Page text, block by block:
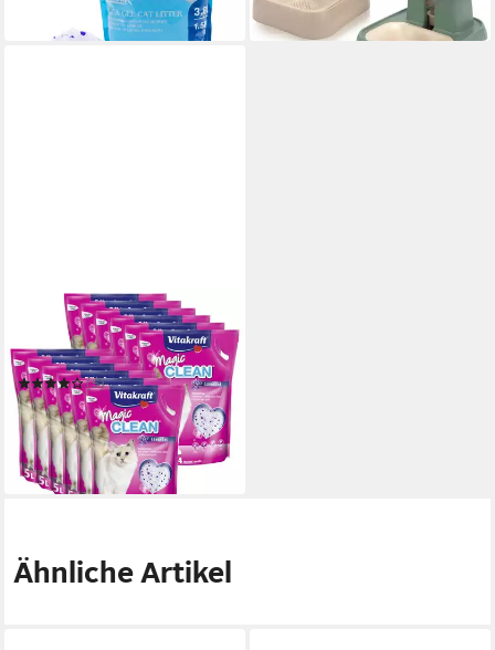
in 2-3 Werktagen bei dir
VITAKRAFT
Katzenstreu Katzenstreu
Magic Clean Lavendel 12x 5
Liter
(5)
135,99 € UVP155,88 €
(2,27 €/ 1 l)
-13%
in 2-3 Werktagen bei dir
Ähnliche Artikel